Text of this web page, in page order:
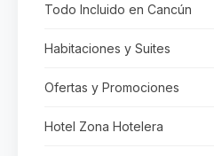
Todo Incluido en Cancún
Habitaciones y Suites
Ofertas y Promociones
Hotel Zona Hotelera